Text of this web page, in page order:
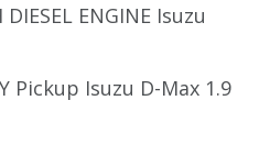
ENGINE Isuzu
Pickup Isuzu D-Max 1.9